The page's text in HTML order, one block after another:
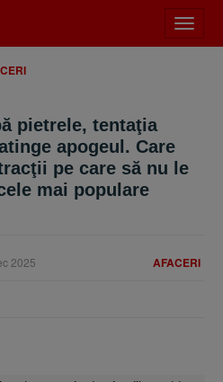
meniu
pietrele, tentaţia
apogeul. Care
pe care să nu le
mai populare
AFACERI
2025